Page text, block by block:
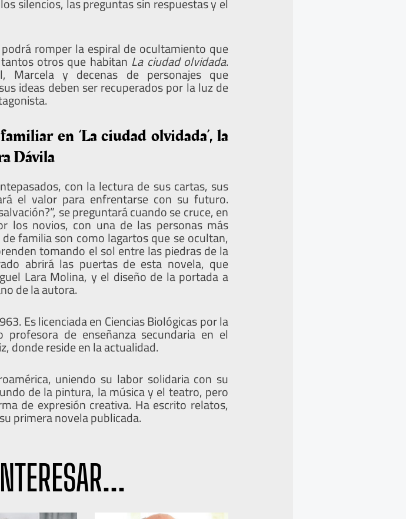
romper la espiral de ocultamiento que
otros que habitan La ciudad olvidada.
Marcela y decenas de personajes que
ideas deben ser recuperados por la luz de
en ‘La ciudad olvidada’, la
Dávila
con la lectura de sus cartas, sus
el valor para enfrentarse con su futuro.
se preguntará cuando se cruce, en
los novios, con una de las personas más
familia son como lagartos que se ocultan,
tomando el sol entre las piedras de la
abrirá las puertas de esta novela, que
Lara Molina, y el diseño de la portada a
de la autora.
Es licenciada en Ciencias Biológicas por la
de enseñanza secundaria en el
donde reside en la actualidad.
uniendo su labor solidaria con su
de la pintura, la música y el teatro, pero
de expresión creativa. Ha escrito relatos,
primera novela publicada.